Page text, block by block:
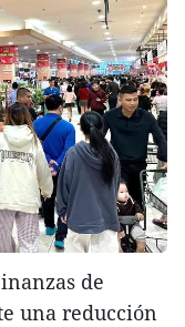
de
una reducción